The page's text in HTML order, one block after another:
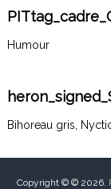
Humour
Bihoreau gris,
Copyright © © 2026.